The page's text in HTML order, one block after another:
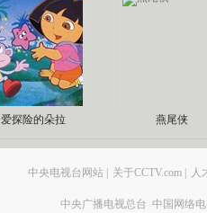
爱探险的朵拉 燕尾侠
中央电视台网站 关于CCTV.com 人
中央广播电视总台 中国网络